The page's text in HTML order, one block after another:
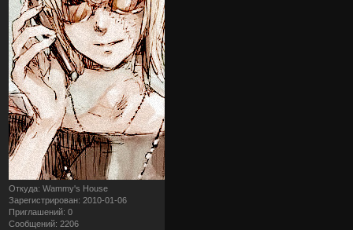
Откуда: Wammy's House
Зарегистрирован: 2010-01-06
Приглашений: 0
Сообщений: 2206